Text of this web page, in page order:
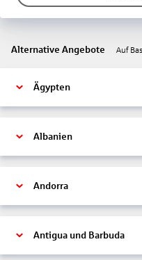
Alternative Angebote Auf
Ägypten
Albanien
Andorra
Antigua und Barbuda